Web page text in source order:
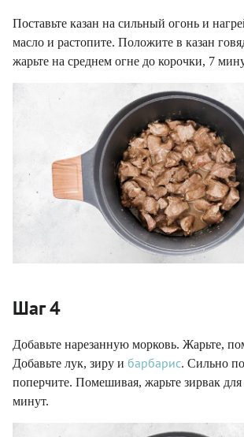
Поставьте казан на сильный огонь и
масло и растопите. Положите в казан
жарьте на среднем огне до корочки, 7
Шаг 4
Добавьте нарезанную морковь. Жарьте,
Добавьте лук, зиру и барбарис. Сильно
поперчите. Помешивая, жарьте зирвак
минут.